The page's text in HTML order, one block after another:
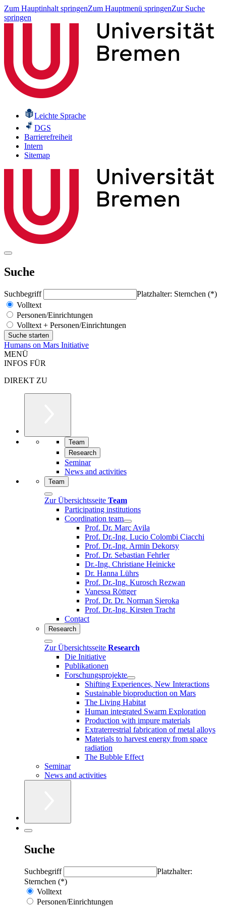
Zum Hauptinhalt springenZum Hauptmenü springenZur Suche
springen
Leichte Sprache
DGS
Barrierefreiheit
Intern
Sitemap
Suche
Suchbegriff
Platzhalter: Sternchen (*)
Volltext
Personen/Einrichtungen
Volltext + Personen/Einrichtungen
Humans on Mars Initiative
MENÜ
INFOS FÜR
DIREKT ZU
Team
Research
Seminar
News and activities
Team
Zur Übersichtsseite Team
Participating institutions
Coordination team
Prof. Dr. Marc Avila
Prof. Dr.-Ing. Lucio Colombi Ciacchi
Prof. Dr.-Ing. Armin Dekorsy
Prof. Dr. Sebastian Fehrler
Dr.-Ing. Christiane Heinicke
Dr. Hanna Lührs
Prof. Dr.-Ing. Kurosch Rezwan
Vanessa Röttger
Prof. Dr. Dr. Norman Sieroka
Prof. Dr.-Ing. Kirsten Tracht
Contact
Research
Zur Übersichtsseite Research
Die Initiative
Publikationen
Forschungsprojekte
Shifting Experiences, New Interactions
Sustainable bioproduction on Mars
The Living Habitat
Human integrated Swarm Exploration
Production with impure materials
Extraterrestrial fabrication of metal alloys
Materials to harvest energy from space
radiation
The Bubble Effect
Seminar
News and activities
Suche
Suchbegriff
Platzhalter:
Sternchen (*)
Volltext
Personen/Einrichtungen